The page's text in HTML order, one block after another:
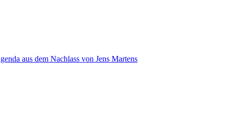
aus dem Nachlass von Jens Martens